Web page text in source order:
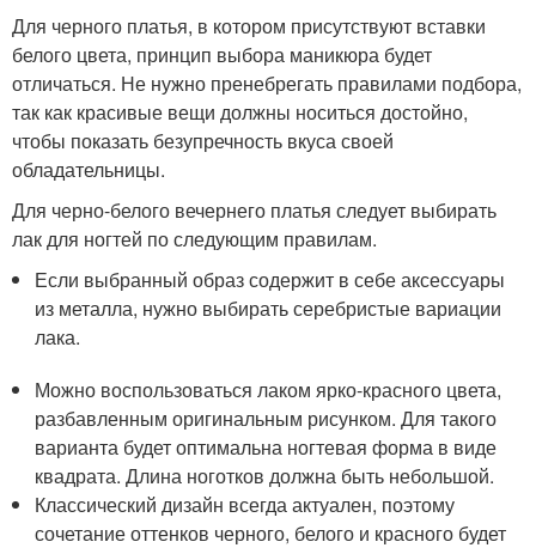
Для черного платья, в котором присутствуют вставки
белого цвета, принцип выбора маникюра будет
отличаться. Не нужно пренебрегать правилами подбора,
так как красивые вещи должны носиться достойно,
чтобы показать безупречность вкуса своей
обладательницы.
Для черно-белого вечернего платья следует выбирать
лак для ногтей по следующим правилам.
Если выбранный образ содержит в себе аксессуары
из металла, нужно выбирать серебристые вариации
лака.
Можно воспользоваться лаком ярко-красного цвета,
разбавленным оригинальным рисунком. Для такого
варианта будет оптимальна ногтевая форма в виде
квадрата. Длина ноготков должна быть небольшой.
Классический дизайн всегда актуален, поэтому
сочетание оттенков черного, белого и красного будет